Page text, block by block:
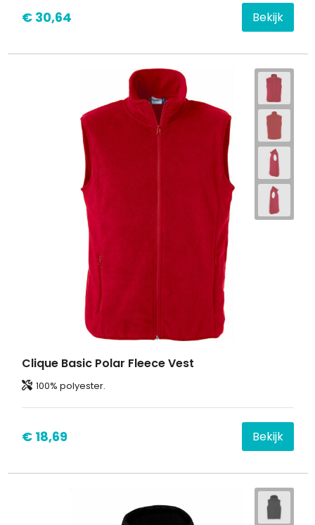
€ 30,64 Bekijk
Clique Basic Polar Fleece Vest
100% polyester.
€ 18,69 Bekijk